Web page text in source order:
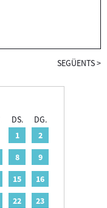
SEGÜENTS>
DS.
DG.
1
2
8
9
15
16
22
23